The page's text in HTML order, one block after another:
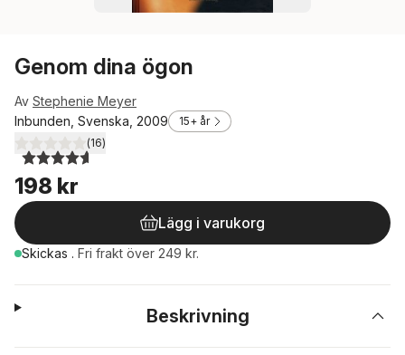
Genom dina ögon
Av Stephenie Meyer
Inbunden, Svenska, 2009
15+ år
4,6utav 5 stjärnor. Totalt antal röster:
(16)
198 kr
Lägg i varukorg
Skickas . Fri frakt över 249 kr.
Beskrivning